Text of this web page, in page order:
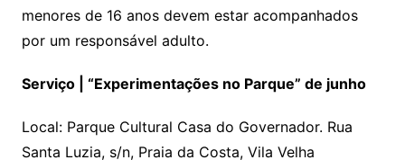
menores de 16 anos devem estar acompanhados
por um responsável adulto.
Serviço | “Experimentações no Parque” de junho
Local: Parque Cultural Casa do Governador. Rua
Santa Luzia, s/n, Praia da Costa, Vila Velha